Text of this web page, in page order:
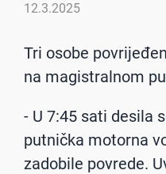
12.3.2025
Tri osobe
na magistralnom
- U 7:45 sati desila
putnička motorna
zadobile povrede.